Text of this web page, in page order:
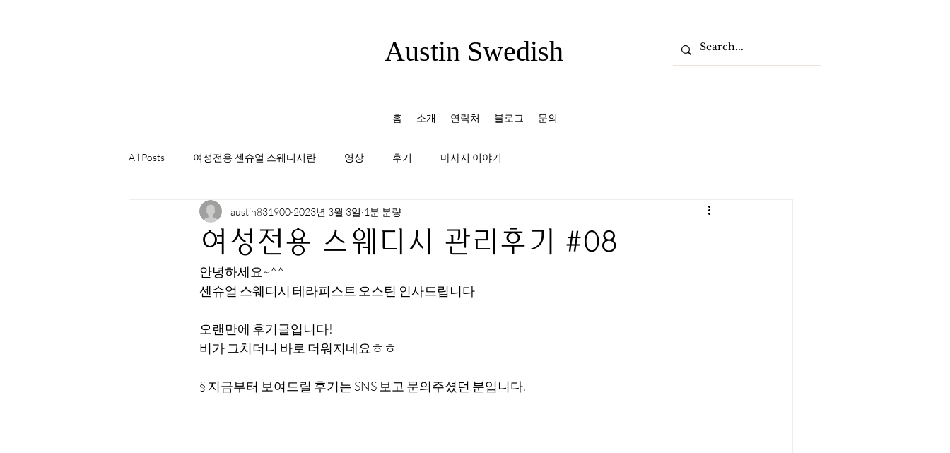
Austin Swedish
홈 소개 연락처 블로그 문의
All Posts 여성전용 센슈얼 스웨디시란 영상 후기 마사지 이야기
여성전용 스웨디시 관리후기 #08
austin831900 2023년 3월 3일 1분 분량
안녕하세요~^^
센슈얼 스웨디시 테라피스트 오스틴 인사드립니다
오랜만에 후기글입니다!
비가 그치더니 바로 더워지네요ㅎㅎ
§ 지금부터 보여드릴 후기는 SNS 보고 문의주셨던 분입니다.